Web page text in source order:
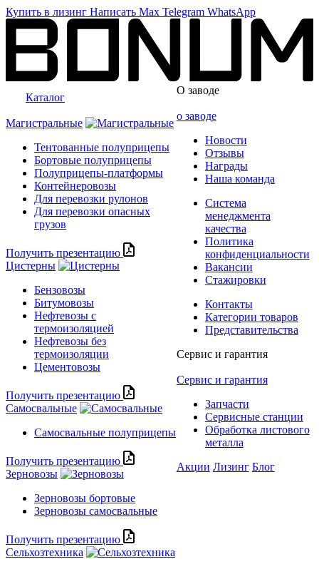
Купить в лизинг Написать Max Telegram WhatsApp
Каталог
Магистральные
Тентованные полуприцепы
Бортовые полуприцепы
Полуприцепы-платформы
Контейнеровозы
Для перевозки рулонов
Для перевозки опасных
грузов
Получить презентацию
Цистерны
Бензовозы
Битумовозы
Нефтевозы с
термоизоляцией
Нефтевозы без
термоизоляции
Цементовозы
Получить презентацию
Самосвальные
Самосвальные полуприцепы
Получить презентацию
Зерновозы
Зерновозы бортовые
Зерновозы самосвальные
Получить презентацию
Сельхозтехника
О заводе
о заводе
Новости
Отзывы
Награды
Наша команда
Система
менеджмента
качества
Политика
конфиденциальности
Вакансии
Стажировки
Контакты
Категории товаров
Представительства
Сервис и гарантия
Сервис и гарантия
Запчасти
Сервисные станции
Обработка листового
металла
Акции Лизинг Блог